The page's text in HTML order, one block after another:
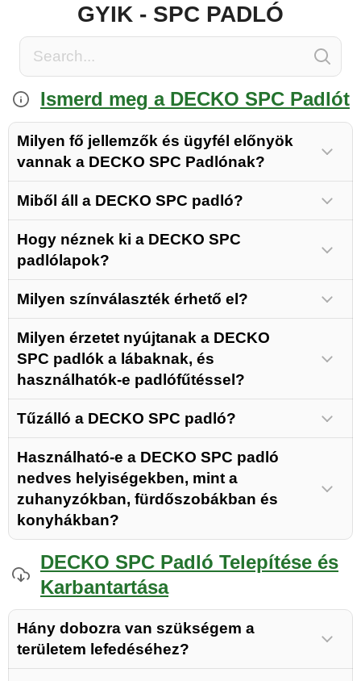
GYIK - SPC PADLÓ
Ismerd meg a DECKO SPC Padlót
Milyen fő jellemzők és ügyfél előnyök
vannak a DECKO SPC Padlónak?
Miből áll a DECKO SPC padló?
UNILIN szabadalmaztatott
Hogy néznek ki a DECKO SPC
padlólapok?
Rendeljen most mintát
Milyen színválaszték érhető el?
Milyen érzetet nyújtanak a DECKO
SPC padlók a lábaknak, és
használhatók-e padlófűtéssel?
Tűzálló a DECKO SPC padló?
Használható-e a DECKO SPC padló
nedves helyiségekben, mint a
zuhanyzókban, fürdőszobákban és
konyhákban?
DECKO SPC Padló Telepítése és
Karbantartása
Hány dobozra van szükségem a
területem lefedéséhez?